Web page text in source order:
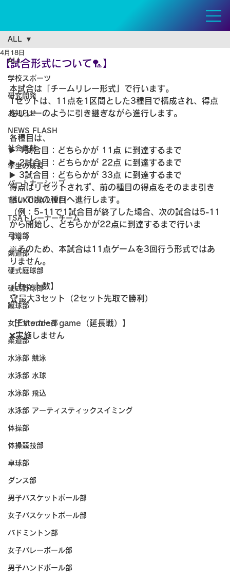
ALL
学校スポーツ
研究開発
お知らせ
NEWS FLASH
社会貢献
学生の成長
パートナーシップ
TSUKUBA LIVE!
TSAトレーナーチーム
弓道部
剣道部
硬式庭球部
硬式野球部
蹴球部
女子サッカー部
柔道部
水泳部 競泳
水泳部 水球
水泳部 飛込
水泳部 アーティスティックスイミング
体操部
体操競技部
卓球部
ダンス部
男子バスケットボール部
女子バスケットボール部
バドミントン部
女子バレーボール部
男子ハンドボール部
ALL
【試合形式について🏸】
4月18日
本試合は「チームリレー形式」で行います。
1セットは、11点を1区間とした3種目で構成され、得点
をリレーのように引き継ぎながら進行します。
各種目は、
▶️ 1試合目：どちらかが 11点 に到達するまで
▶️ 2試合目：どちらかが 22点 に到達するまで
▶️ 3試合目：どちらかが 33点 に到達するまで
得点はリセットされず、前の種目の得点をそのまま引き
継いで次の種目へ進行します。
（例：5-11で1試合目が終了した場合、次の試合は5-11
から開始し、どちらかが22点に到達するまで行いま
す。）
※そのため、本試合は11点ゲームを3回行う形式ではあ
りません。
【セット数】
🏆最大3セット（2セット先取で勝利）
【Extended game（延長戦）】
❌実施しません